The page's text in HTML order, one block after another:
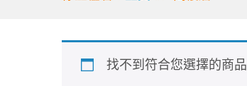
找不到符合您選擇的商品